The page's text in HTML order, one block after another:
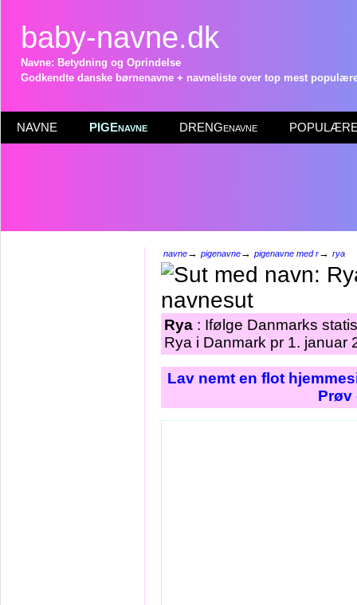
baby-navne.dk
Navne: Betydning og Oprindelse
Godkendte danske børnenavne + navneliste over top mest
NAVNE PIGEnavne DRENGenavne POPULÆRE
navne→ pigenavne→ pigenavne med r→ rya
Rya : Ifølge Danmarks
Rya i Danmark pr 1. januar
Lav nemt en flot
Prøv